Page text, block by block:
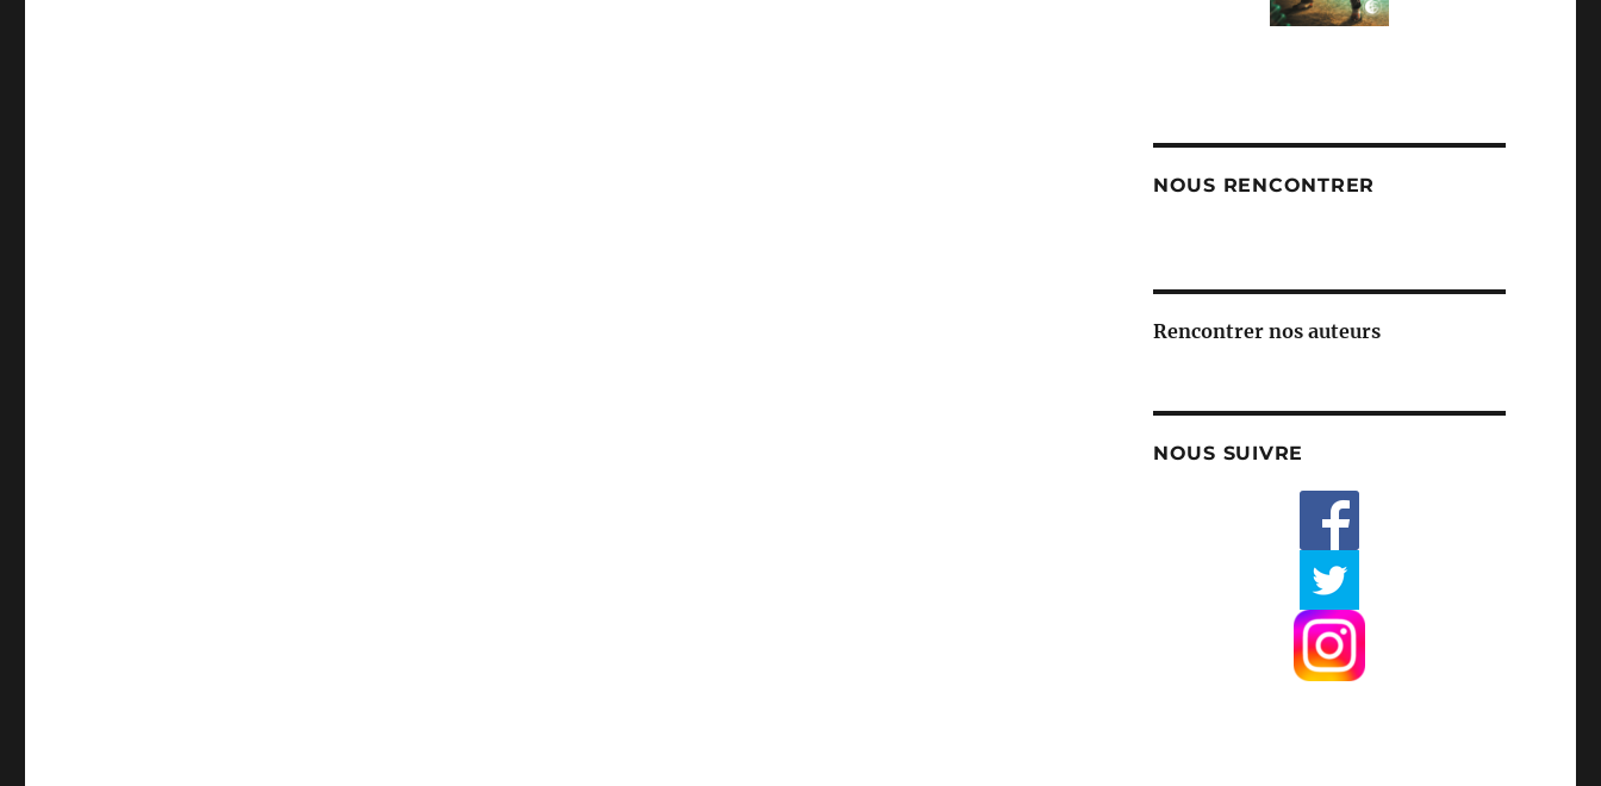
NOUS RENCONTRER
Rencontrer nos auteurs
NOUS SUIVRE